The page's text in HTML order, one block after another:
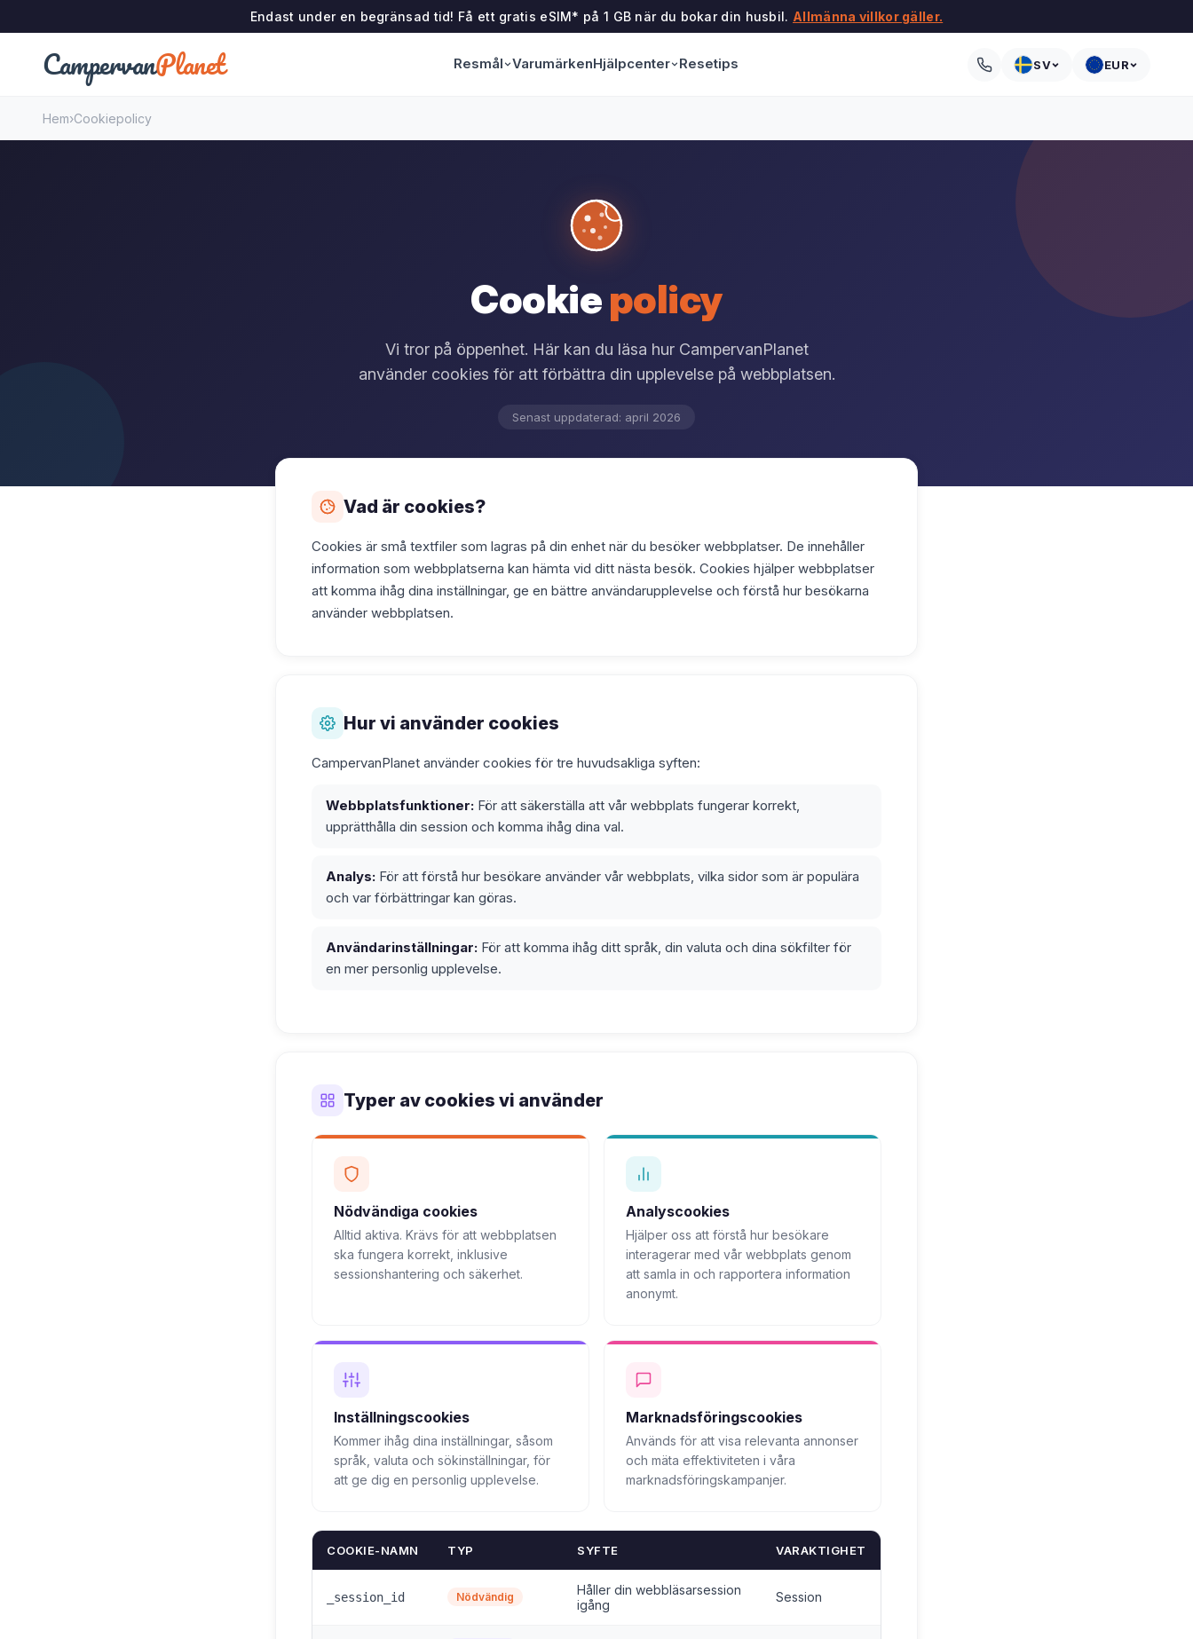
Endast under en begränsad tid! Få ett gratis eSIM* på 1 GB när du bokar din husbil. Allmänna villkor gäller.
CampervanPlanet Resmål VarumärkenHjälpcenter Resetips SV EUR
Hem›Cookiepolicy
Cookiepolicy
Vi tror på öppenhet. Här kan du läsa hur CampervanPlanet
använder cookies för att förbättra din upplevelse på webbplatsen.
Senast uppdaterad: april 2026
Vad är cookies?
Cookies är små textfiler som lagras på din enhet när du besöker webbplatser. De innehåller
information som webbplatserna kan hämta vid ditt nästa besök. Cookies hjälper webbplatser
att komma ihåg dina inställningar, ge en bättre användarupplevelse och förstå hur besökarna
använder webbplatsen.
Hur vi använder cookies
CampervanPlanet använder cookies för tre huvudsakliga syften:
Webbplatsfunktioner: För att säkerställa att vår webbplats fungerar korrekt,
upprätthålla din session och komma ihåg dina val.
Analys: För att förstå hur besökare använder vår webbplats, vilka sidor som är populära
och var förbättringar kan göras.
Användarinställningar: För att komma ihåg ditt språk, din valuta och dina sökfilter för
en mer personlig upplevelse.
Typer av cookies vi använder
Nödvändiga cookies
Alltid aktiva. Krävs för att webbplatsen
ska fungera korrekt, inklusive
sessionshantering och säkerhet.
Analyscookies
Hjälper oss att förstå hur besökare
interagerar med vår webbplats genom
att samla in och rapportera information
anonymt.
Inställningscookies
Kommer ihåg dina inställningar, såsom
språk, valuta och sökinställningar, för
att ge dig en personlig upplevelse.
Marknadsföringscookies
Används för att visa relevanta annonser
och mäta effektiviteten i våra
marknadsföringskampanjer.
COOKIE-NAMN TYP SYFTE VARAKTIGHET
_session_id Nödvändig
Håller din webbläsarsession
igång
Session